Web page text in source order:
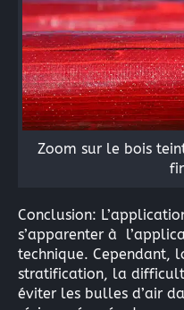
Zoom sur le bois
Conclusion:
s’apparenter à
technique. Cependant,
stratification, la
éviter les bulles d’air